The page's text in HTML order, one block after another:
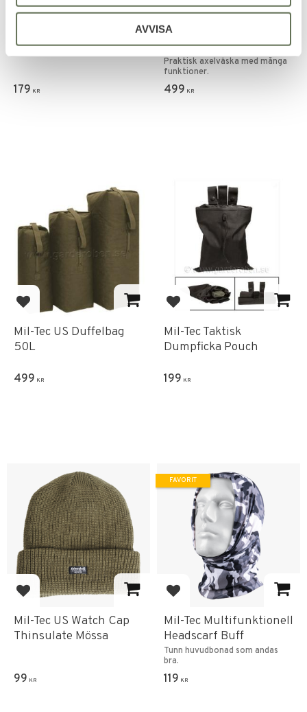
AVVISA
Lägg till i favoriter
80/130L Ryggsäck
179 KR
Lägg till i favoriter
Mil-Tec Taktisk Sling
bag Multifunktion
Praktisk axelväska med många
funktioner.
499 KR
Lägg till i favoriter
Mil-Tec US Duffelbag
50L
499 KR
Lägg till i favoriter
Mil-Tec Taktisk
Dumpficka Pouch
199 KR
Lägg till i favoriter
Mil-Tec US Watch Cap
Thinsulate Mössa
99 KR
Lägg till i favoriter
Mil-Tec Multifunktionell
Headscarf Buff
Tunn huvudbonad som andas
bra.
119 KR
FAVORIT